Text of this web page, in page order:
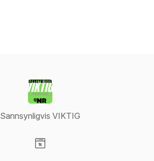
Sannsynligvis VIKTIG